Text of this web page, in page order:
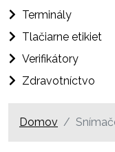
Terminály
Tlačiarne etikiet
Verifikátory
Zdravotníctvo
Domov